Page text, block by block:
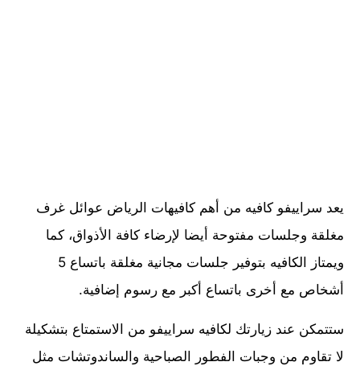
يعد سراييفو كافيه من أهم كافيهات الرياض عوائل غرف
مغلقة وجلسات مفتوحة أيضا لإرضاء كافة الأذواق، كما
ويمتاز الكافيه بتوفير جلسات مجانية مغلقة باتساع 5
أشخاص مع أخرى باتساع أكبر مع رسوم إضافية.
ستتمكن عند زيارتك لكافيه سراييفو من الاستمتاع بتشكيلة
لا تقاوم من وجبات الفطور الصباحية والساندوتشات مثل